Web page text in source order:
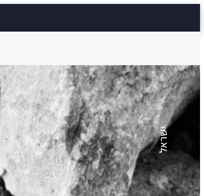
ישראל
עודד וולקשטיין
אבנים
7 דק'